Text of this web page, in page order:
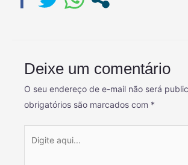
Deixe um comentário
O seu endereço de e-mail não será
obrigatórios são marcados com *